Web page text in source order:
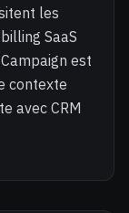
les
SaaS
est
contexte
avec CRM